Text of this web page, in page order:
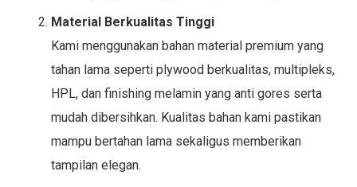
Material Berkualitas Tinggi
Kami menggunakan bahan material premium yang
tahan lama seperti plywood berkualitas, multipleks,
HPL, dan finishing melamin yang anti gores serta
mudah dibersihkan. Kualitas bahan kami pastikan
mampu bertahan lama sekaligus memberikan
tampilan elegan.